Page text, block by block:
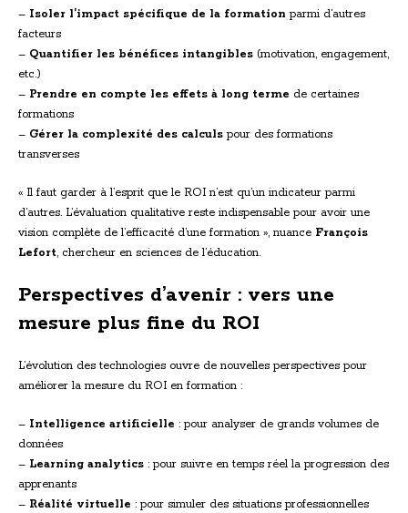
– Isoler l’impact spécifique de la formation parmi d’autres
facteurs
– Quantifier les bénéfices intangibles (motivation, engagement,
etc.)
– Prendre en compte les effets à long terme de certaines
formations
– Gérer la complexité des calculs pour des formations
transverses
« Il faut garder à l’esprit que le ROI n’est qu’un indicateur parmi
d’autres. L’évaluation qualitative reste indispensable pour avoir une
vision complète de l’efficacité d’une formation », nuance François
Lefort, chercheur en sciences de l’éducation.
Perspectives d’avenir : vers une
mesure plus fine du ROI
L’évolution des technologies ouvre de nouvelles perspectives pour
améliorer la mesure du ROI en formation :
– Intelligence artificielle : pour analyser de grands volumes de
données
– Learning analytics : pour suivre en temps réel la progression des
apprenants
– Réalité virtuelle : pour simuler des situations professionnelles